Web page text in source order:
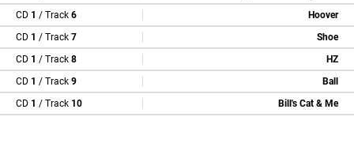
CD 1 / Track 6
Hoover
CD 1 / Track 7
Shoe
CD 1 / Track 8
HZ
CD 1 / Track 9
Ball
CD 1 / Track 10 Bill's Cat & Me